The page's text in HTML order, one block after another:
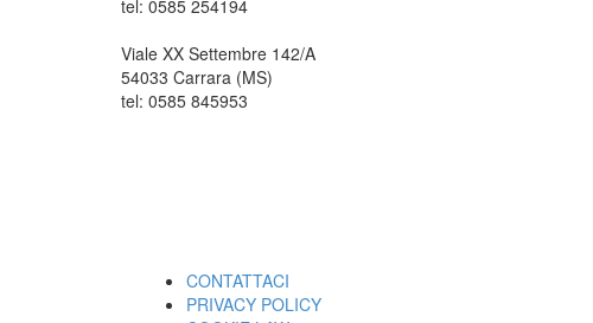
tel: 0585 254194
Viale XX Settembre 142/A
54033 Carrara (MS)
tel: 0585 845953
CONTATTACI
PRIVACY POLICY